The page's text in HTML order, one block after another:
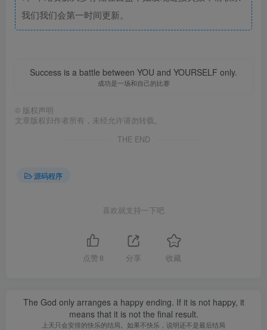
我们我们会第一时间更新。
Success is a battle between YOU and YOURSELF only.
成功是一场和自己的比赛
© 版权声明
文章版权归作者所有，未经允许请勿转载。
THE END
源码程序
喜欢就支持一下吧
点赞 8 分享 收藏
The God only arranges a happy ending. If it is not happy, it
means that it is not the final result.
上天只会安排的快乐的结局。如果不快乐，说明还不是最后结局